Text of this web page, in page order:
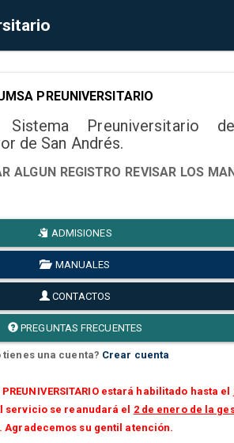
PREUNIVERSITARIO
Sistema Preuniversitario
de San Andrés.
ALGUN REGISTRO REVISAR LOS
ADMISIONES
MANUALES
CONTACTOS
PREGUNTAS FRECUENTES
tienes una cuenta? Crear cuenta
estará habilitado hasta el
servicio se reanudará el 2 de enero de la
. Agradecemos su gentil atención.